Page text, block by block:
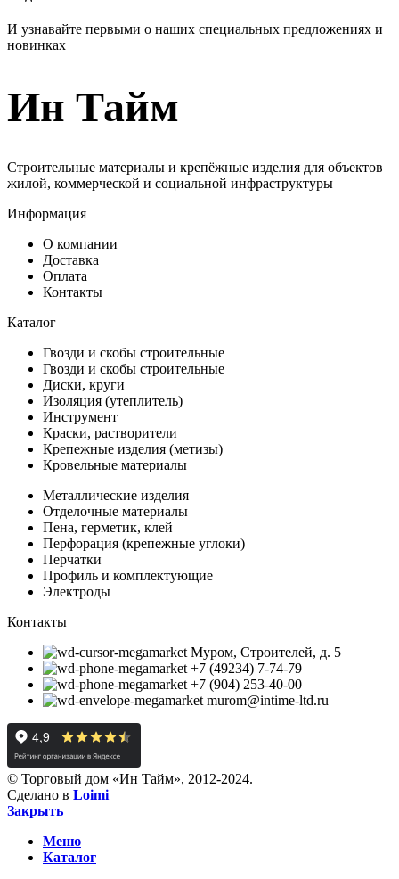
И узнавайте первыми о наших специальных предложениях и
новинках
Ин Тайм
Строительные материалы и крепёжные изделия для объектов
жилой, коммерческой и социальной инфраструктуры
Информация
О компании
Доставка
Оплата
Контакты
Каталог
Гвозди и скобы строительные
Гвозди и скобы строительные
Диски, круги
Изоляция (утеплитель)
Инструмент
Краски, растворители
Крепежные изделия (метизы)
Кровельные материалы
Металлические изделия
Отделочные материалы
Пена, герметик, клей
Перфорация (крепежные углоки)
Перчатки
Профиль и комплектующие
Электроды
Контакты
Муром, Строителей, д. 5
+7 (49234) 7-74-79
+7 (904) 253-40-00
murom@intime-ltd.ru
© Торговый дом «Ин Тайм», 2012-2024.
Сделано в Loimi
Закрыть
Меню
Каталог